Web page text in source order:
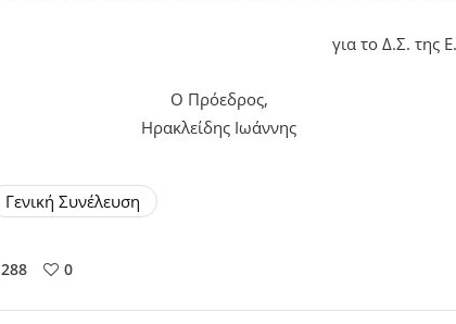
για το Δ.Σ. της
Ο Πρόεδρος,
Ηρακλείδης Ιωάννης
Γενική Συνέλευση
288 0